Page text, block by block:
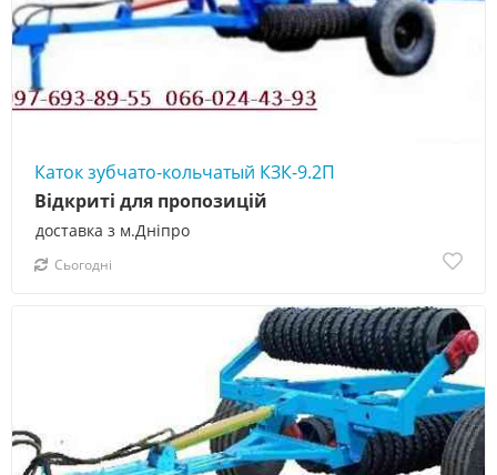
Каток зубчато-кольчатый КЗК-9.2П
доставка з м.Дніпро
Відкриті для пропозицій
Сьогодні